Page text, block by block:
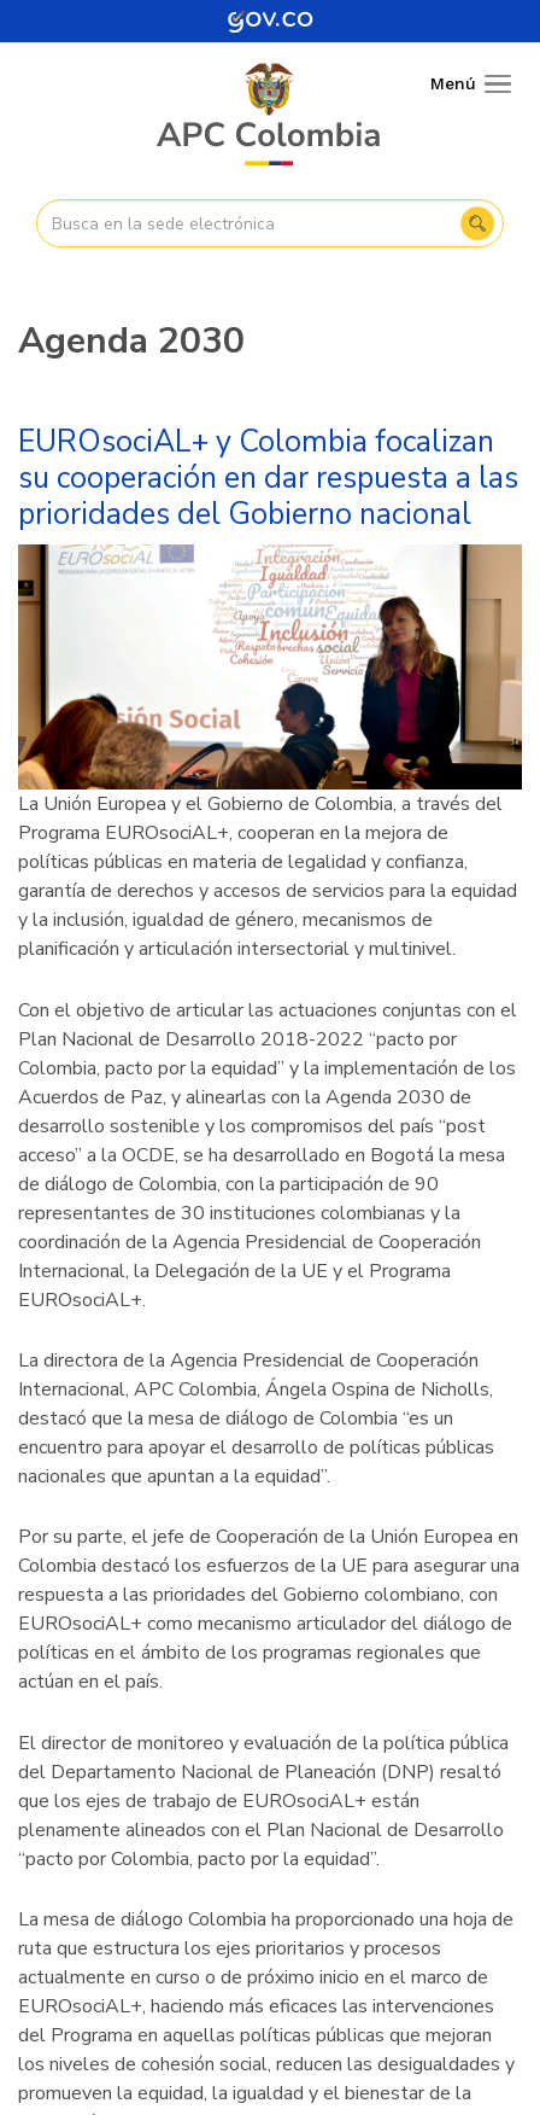
al
Menú
Agenda 2030
EUROsociAL+ y Colombia focalizan
su cooperación en dar respuesta a las
prioridades del Gobierno nacional
La Unión Europea y el Gobierno de Colombia, a través del
Programa EUROsociAL+, cooperan en la mejora de
políticas públicas en materia de legalidad y confianza,
garantía de derechos y accesos de servicios para la equidad
y la inclusión, igualdad de género, mecanismos de
planificación y articulación intersectorial y multinivel.
Con el objetivo de articular las actuaciones conjuntas con el
Plan Nacional de Desarrollo 2018-2022 “pacto por
Colombia, pacto por la equidad” y la implementación de los
Acuerdos de Paz, y alinearlas con la Agenda 2030 de
desarrollo sostenible y los compromisos del país “post
acceso” a la OCDE, se ha desarrollado en Bogotá la mesa
de diálogo de Colombia, con la participación de 90
representantes de 30 instituciones colombianas y la
coordinación de la Agencia Presidencial de Cooperación
Internacional, la Delegación de la UE y el Programa
EUROsociAL+.
La directora de la Agencia Presidencial de Cooperación
Internacional, APC Colombia, Ángela Ospina de Nicholls,
destacó que la mesa de diálogo de Colombia “es un
encuentro para apoyar el desarrollo de políticas públicas
nacionales que apuntan a la equidad”.
Por su parte, el jefe de Cooperación de la Unión Europea en
Colombia destacó los esfuerzos de la UE para asegurar una
respuesta a las prioridades del Gobierno colombiano, con
EUROsociAL+ como mecanismo articulador del diálogo de
políticas en el ámbito de los programas regionales que
actúan en el país.
El director de monitoreo y evaluación de la política pública
del Departamento Nacional de Planeación (DNP) resaltó
que los ejes de trabajo de EUROsociAL+ están
plenamente alineados con el Plan Nacional de Desarrollo
“pacto por Colombia, pacto por la equidad”.
La mesa de diálogo Colombia ha proporcionado una hoja de
ruta que estructura los ejes prioritarios y procesos
actualmente en curso o de próximo inicio en el marco de
EUROsociAL+, haciendo más eficaces las intervenciones
del Programa en aquellas políticas públicas que mejoran
los niveles de cohesión social, reducen las desigualdades y
promueven la equidad, la igualdad y el bienestar de la